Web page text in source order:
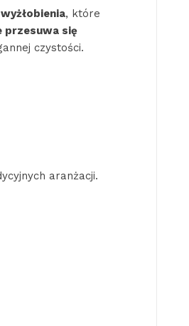
, które
przesuwa się
czystości.
aranżacji.